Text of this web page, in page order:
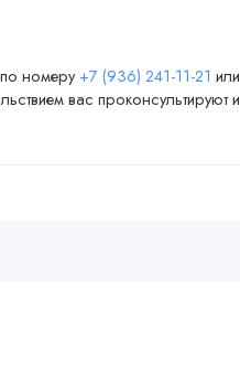
номеру+7 (936) 241-11-21 или
вас проконсультируют и